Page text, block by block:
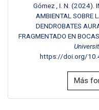
Gómez , I. N. (2024).
AMBIENTAL SOBRE
DENDROBATES
FRAGMENTADO EN
https://doi.org/
Más